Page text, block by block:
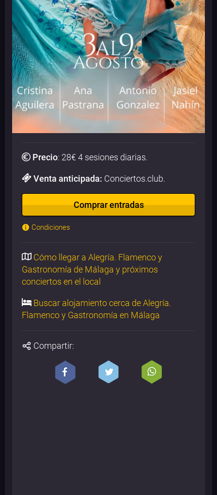
Precio: 28€ 4 sesiones diarias.
Venta anticipada: Conciertos.club.
Comprar entradas
Condiciones
Cómo llegar a Alegría. Flamenco y
Gastronomía de Málaga y próximos
conciertos en el local
Buscar alojamiento cerca de Alegría.
Flamenco y Gastronomía en Málaga
Compartir: